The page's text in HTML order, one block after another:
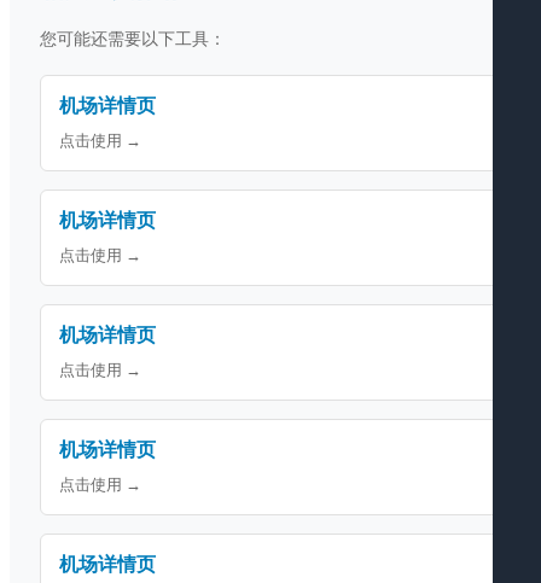
您可能还需要以下工具：
机场详情页
点击使用 →
机场详情页
点击使用 →
机场详情页
点击使用 →
机场详情页
点击使用 →
机场详情页